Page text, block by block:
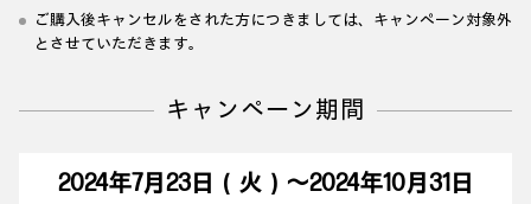
ご購入後キャンセルをされた方につきましては、キャンペーン対象外
とさせていただきます。
キャンペーン期間
2024年7月23日（火）～2024年10月31日